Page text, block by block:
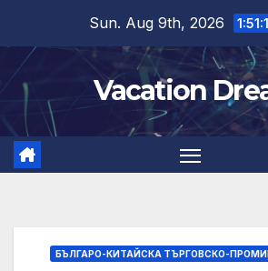
content
Sun. Aug 9th, 2026
Vacation
БЪЛГАРО-КИТАЙСКА ТЪРГОВСКО-